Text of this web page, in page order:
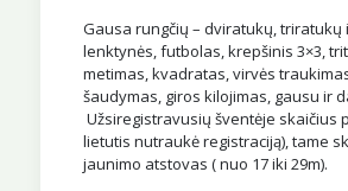
Gausa rungčių – dviratukų, triratukų
lenktynės, futbolas, krepšinis 3×3,
metimas, kvadratas, virvės
šaudymas, giros kilojimas, gausu ir
Užsiregistravusių šventėje skaičius
lietutis nutraukė registraciją), tame
jaunimo atstovas ( nuo 17 iki 29m).